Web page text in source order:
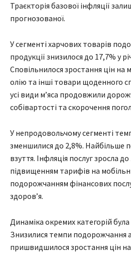
Траєкторія базової інфляції
прогнозованої.
У сегменті харчових товарів
продукції знизилося до 17,7% у
Сповільнилося зростання цін на
олію та інші товари щоденного
усі види м’яса продовжили
собівартості та скорочення
У непродовольчому сегменті
зменшилися до 2,8%. Найбільше
взуття. Інфляція послуг зросла
підвищенням тарифів на
подорожчанням фінансових
здоров’я.
Динаміка окремих категорій
Знизилися темпи подорожчання
пришвидшилося зростання цін